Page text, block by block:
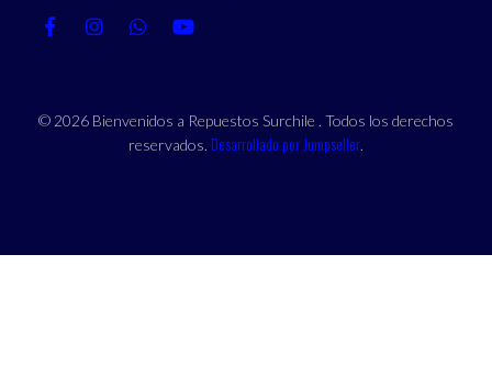
© 2026 Bienvenidos a Repuestos Surchile . Todos los derechos
reservados. Desarrollado por Jumpseller.